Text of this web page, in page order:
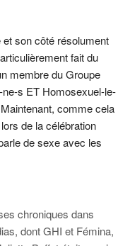
son côté résolument
fait du
membre du Groupe
s ET Homosexuel-le-
comme cela
de la célébration
de sexe avec les
chroniques dans
dont GHI et Fémina,